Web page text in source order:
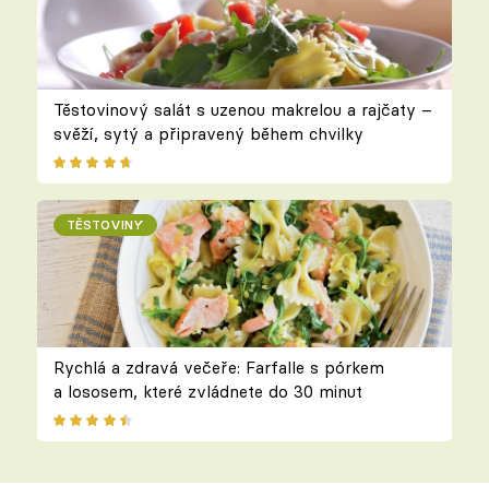
Těstovinový salát s uzenou makrelou a rajčaty –
svěží, sytý a připravený během chvilky
TĚSTOVINY
Rychlá a zdravá večeře: Farfalle s pórkem
a lososem, které zvládnete do 30 minut